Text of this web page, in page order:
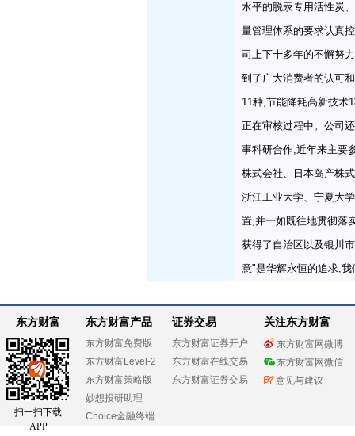
水平的脱汞专用活性炭
量管理体系的要求认真
司上下十多年的不懈努
到了广大消费者的认可
11种,节能降耗高新技术
正在审核过程中。公司
事科研合作,近年来主要
株式会社、日本岛产株
浙江工业大学、宁夏大
置,并一如既往地贯彻落
获得了自治区以及银川
意"是华辉永恒的追求,
东方财富
扫一扫下载
APP
东方财富产品
东方财富免费版
东方财富Level-2
东方财富策略版
妙想投研助理
Choice金融终端
证券交易
东方财富证券开户
东方财富在线交易
东方财富证券交易
关注东方财富
东方财富网微博
东方财富网微信
意见与建议